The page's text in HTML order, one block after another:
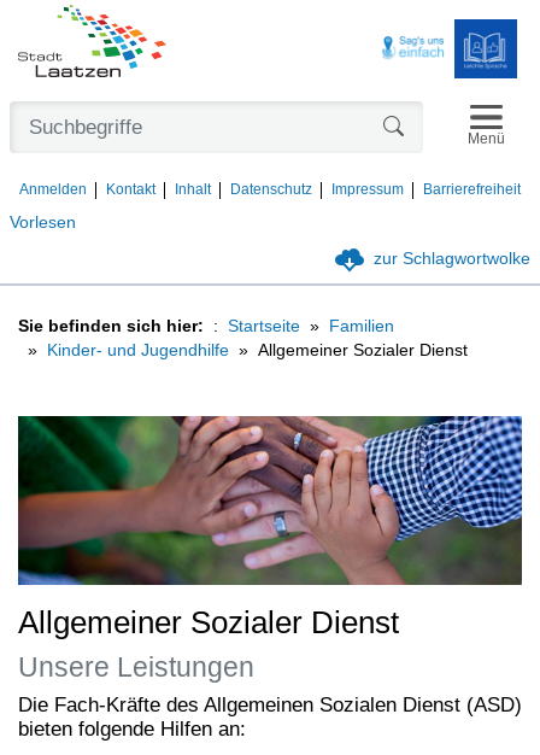
Vorlesen
Anmelden Kontakt Inhalt Datenschutz Impressum Barrierefreiheit
Menü
zur Schlagwortwolke
Sie befinden sich hier: Startseite
Familien
Kinder- und Jugendhilfe
Allgemeiner Sozialer Dienst
Allgemeiner Sozialer Dienst
Unsere Leistungen
Die Fach-Kräfte des Allgemeinen Sozialen Dienst (ASD)
bieten folgende Hilfen an: